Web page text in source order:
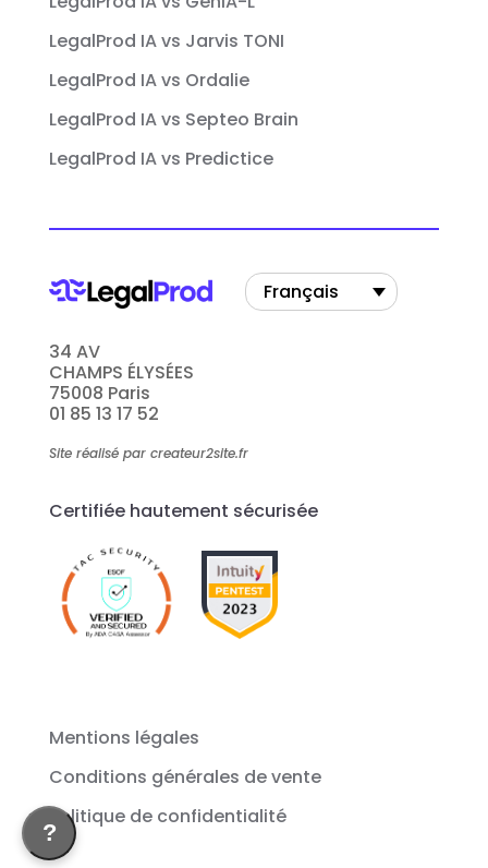
LegalProd IA vs Jarvis TONI
LegalProd IA vs Ordalie
LegalProd IA vs Septeo Brain
LegalProd IA vs Predictice
34 AV
CHAMPS ÉLYSÉES
75008 Paris
01 85 13 17 52
Site réalisé par createur2site.fr
Français
Certifiée hautement sécurisée
Mentions légales
Conditions générales de vente
Politique de confidentialité
?